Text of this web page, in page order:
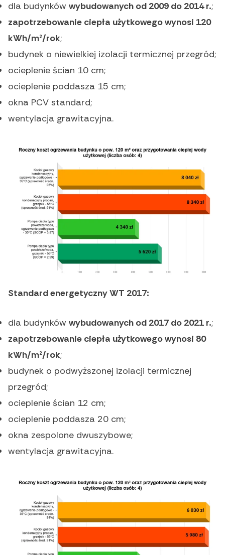
dla budynków wybudowanych od 2009 do 2014 r.;
zapotrzebowanie ciepła użytkowego wynosi 120
kWh/m²/rok;
budynek o niewielkiej izolacji termicznej przegród;
ocieplenie ścian 10 cm;
ocieplenie poddasza 15 cm;
okna PCV standard;
wentylacja grawitacyjna.
Standard energetyczny WT 2017:
dla budynków wybudowanych od 2017 do 2021 r.;
zapotrzebowanie ciepła użytkowego wynosi 80
kWh/m²/rok;
budynek o podwyższonej izolacji termicznej
przegród;
ocieplenie ścian 12 cm;
ocieplenie poddasza 20 cm;
okna zespolone dwuszybowe;
wentylacja grawitacyjna.